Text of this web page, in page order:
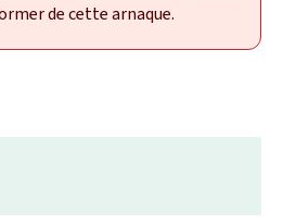
de cette arnaque.